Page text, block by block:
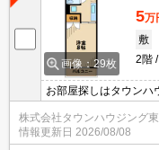
画像：29枚
5万
敷
2階
お部屋探しはタウンハ
株式会社タウンハウジング
情報更新日 2026/08/08